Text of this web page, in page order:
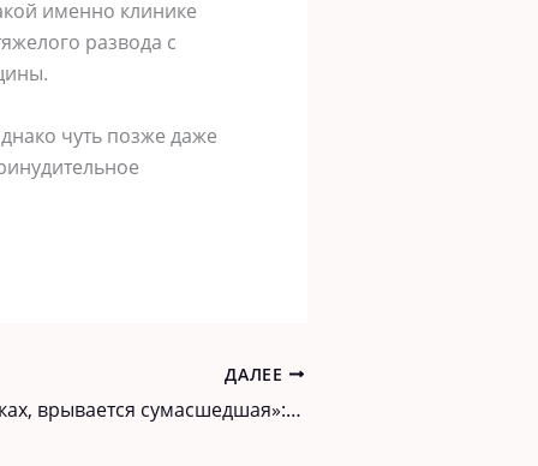
именно клинике
развода с
чуть позже даже
ДАЛЕЕ
«Лежу в трусиках, врывается сумасшедшая»: Волочкова угодила в скандал на приеме у массажиста